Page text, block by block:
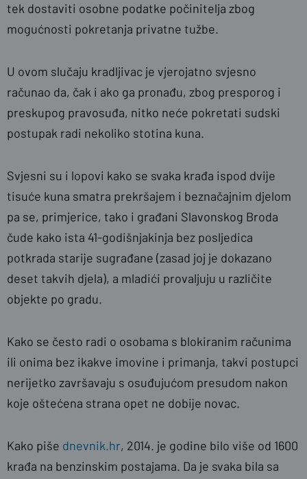
tek dostaviti osobne podatke počinitelja zbog
mogućnosti pokretanja privatne tužbe.
U ovom slučaju kradljivac je vjerojatno svjesno
računao da, čak i ako ga pronađu, zbog presporog i
preskupog pravosuđa, nitko neće pokretati sudski
postupak radi nekoliko stotina kuna.
Svjesni su i lopovi kako se svaka krađa ispod dvije
tisuće kuna smatra prekršajem i beznačajnim djelom
pa se, primjerice, tako i građani Slavonskog Broda
čude kako ista 41-godišnjakinja bez posljedica
potkrada starije sugrađane (zasad joj je dokazano
deset takvih djela), a mladići provaljuju u različite
objekte po gradu.
Kako se često radi o osobama s blokiranim računima
ili onima bez ikakve imovine i primanja, takvi postupci
nerijetko završavaju s osuđujućom presudom nakon
koje oštećena strana opet ne dobije novac.
Kako piše dnevnik.hr, 2014. je godine bilo više od 1600
krađa na benzinskim postajama. Da je svaka bila sa